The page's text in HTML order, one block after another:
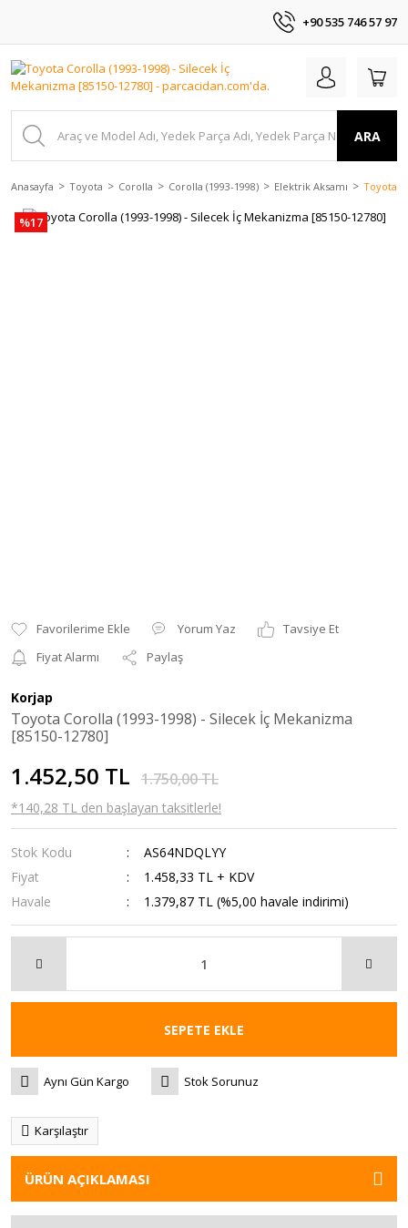
+90 535 746 57 97
ARA
Anasayfa Toyota Corolla Corolla (1993-1998) Elektrik Aksamı Toyota
%17
Yorum Yaz
Tavsiye Et
Fiyat Alarmı
Paylaş
Korjap
Toyota Corolla (1993-1998) - Silecek İç Mekanizma
[85150-12780]
1.452,50 TL 1.750,00 TL
*140,28 TL den başlayan taksitlerle!
Stok Kodu
AS64NDQLYY
Fiyat
1.458,33 TL + KDV
Havale
1.379,87 TL (%5,00 havale indirimi)
SEPETE EKLE
Aynı Gün Kargo Stok Sorunuz
Karşılaştır
ÜRÜN AÇIKLAMASI